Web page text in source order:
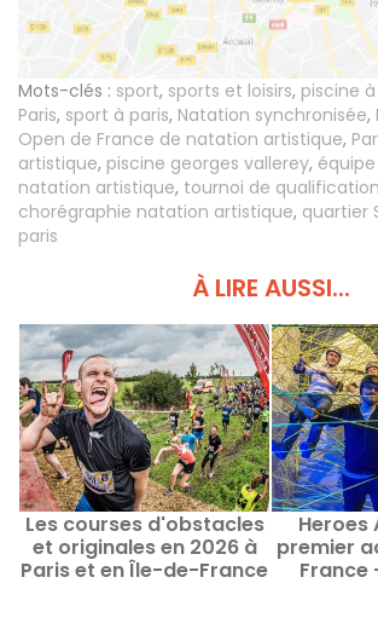
Mots-clés : sport, sports et loisirs, piscine à
Paris, sport à paris, Natation synchronisée,
Open de France de natation artistique,
artistique, piscine georges vallerey,
natation artistique, tournoi de
chorégraphie natation artistique, quartier
paris
À LIRE AUSSI...
Les courses d'obstacles
et originales en 2026 à
Paris et en Île-de-France
Heroes
premier
France -